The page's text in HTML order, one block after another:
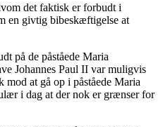
det faktisk er forbudt i
en givtig bibeskæftigelse at
på de påståede Maria
Johannes Paul II var muligvis
at gå op i påståede Maria
i dag at der nok er grænser for